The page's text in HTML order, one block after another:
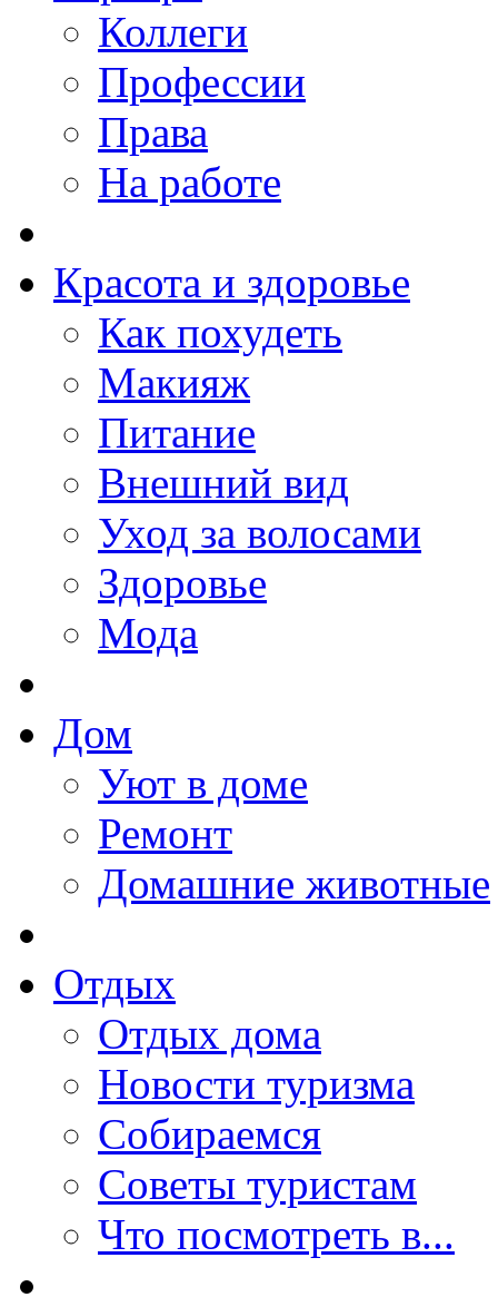
Коллеги
Профессии
Права
На работе
Красота и здоровье
Как похудеть
Макияж
Питание
Внешний вид
Уход за волосами
Здоровье
Мода
Дом
Уют в доме
Ремонт
Домашние животные
Отдых
Отдых дома
Новости туризма
Собираемся
Советы туристам
Что посмотреть в...